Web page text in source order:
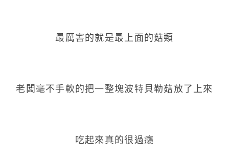
最厲害的就是最上面的菇類
老闆毫不手軟的把一整塊波特貝勒菇放了上來
吃起來真的很過癮